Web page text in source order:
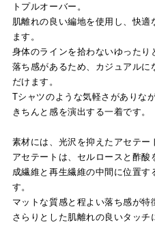
トプルオーバー。
肌離れの良い編地を使用し、快
ます。
身体のラインを拾わないゆった
落ち感があるため、カジュアル
だけます。
Tシャツのような気軽さがありな
きちんと感を演出する一着です。
素材には、光沢を抑えたアセテー
アセテートは、セルロースと酢
成繊維と再生繊維の中間に位置す
す。
マットな質感と程よい落ち感が
さらりとした肌離れの良いタッチ